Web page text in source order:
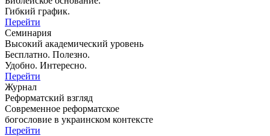
Гибкий график.
Перейти
Семинария
Высокий академический уровень
Бесплатно. Полезно.
Удобно. Интересно.
Перейти
Журнал
Реформатский взгляд
Современное реформатское
богословие в украинском контексте
Перейти